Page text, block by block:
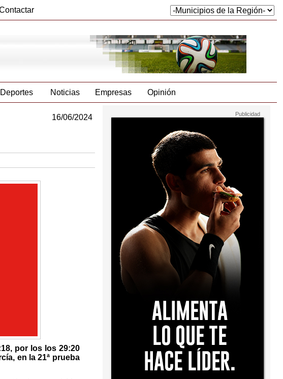
Deportes Noticias Empresas Opinión
16/06/2024
por los los 29:20
en la 21ª prueba